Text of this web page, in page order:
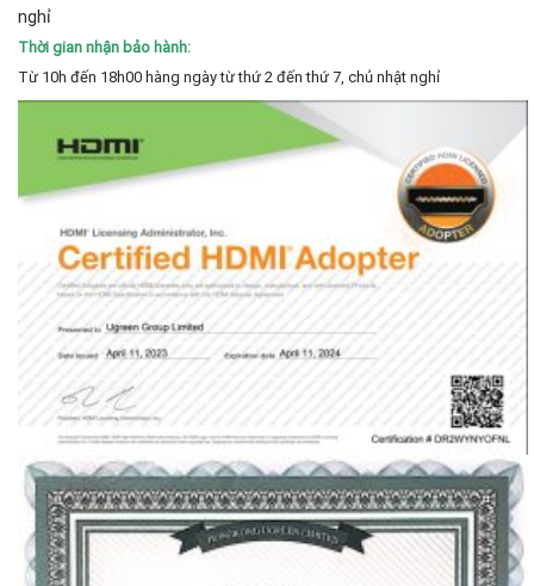
nghỉ
Thời gian nhận bảo hành:
Từ 10h đến 18h00 hàng ngày từ thứ 2 đến thứ 7, chủ nhật nghỉ